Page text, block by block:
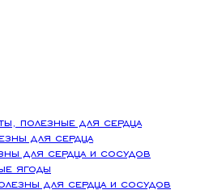
полезные для сердца
для сердца
для сердца и сосудов
ягоды
для сердца и сосудов